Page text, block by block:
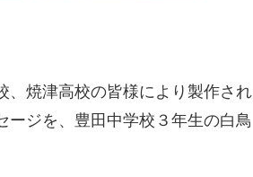
、焼津高校の皆様により製作され
ージを、豊田中学校３年生の白鳥